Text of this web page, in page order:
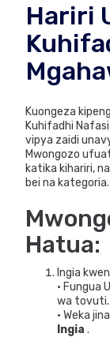
Hariri
Kuongeza
Kuhifadhi
vipya zaidi
Mwongozo
katika kihariri,
bei na kategoria.
Hatua:
Ingia
• Fungua
wa tovuti.
• Weka
Ingia .